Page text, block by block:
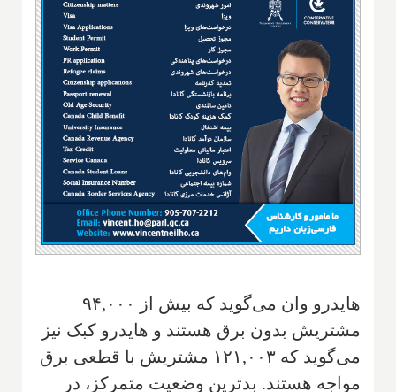
هایدرو وان می‌گوید که بیش از ۹۴,۰۰۰
مشتریش بدون برق هستند و هایدرو کبک نیز
می‌گوید که ۱۲۱,۰۰۳ مشتریش با قطعی برق
مواجه هستند. بدترین وضعیت متمرکز، در